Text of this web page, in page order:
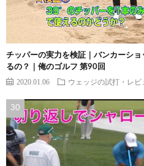
チッパーの実力を検証｜バンカーシ
るの？｜俺のゴルフ 第90回
2020.01.06 ウェッジの試打・レビ